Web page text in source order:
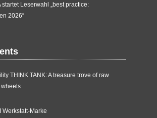
startet Leserwahl „best practice:
2026“
THINK TANK: A treasure trove of raw
Werkstatt-Marke